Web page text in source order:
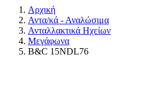
Αρχική
Αντα/κά - Αναλώσιμα
Ανταλλακτικά Ηχείων
Μεγάφωνα
B&C 15NDL76